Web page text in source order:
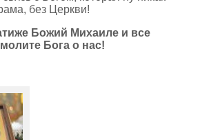
без Церкви!
Божий Михаиле и все
Бога о нас!